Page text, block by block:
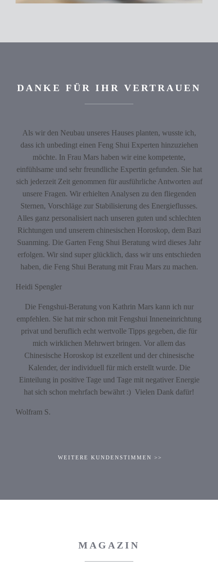
DANKE FÜR IHR VERTRAUEN
Als wir den Neubau unseres Hauses planten, wusste ich,
dass ich unbedingt einen Feng Shui Experten hinzuziehen
möchte. In Frau Mars haben wir eine kompetente,
einfühlsame und sehr freundliche Expertin gefunden. Sie hat
sich jederzeit Zeit genommen für ausführliche Antworten auf
unsere Fragen. Wir erhielten Analysen zu den fliegenden
Sternen, Vorschläge zur Stabilisierung des Energieflusses.
Alles ganz personalisiert nach unseren guten und schlechten
Richtungen und unserem chinesischen Horoskop, dem Bazi
Suanming. Die Garten Feng Shui Beratung wird dieses Jahr
erfolgen. Wir sind super glücklich, dass wir uns entschieden
haben, die Feng Shui Beratung mit Frau Mars zu machen.
Heidi Spengler
Die Fengshui-Beratung von Kathrin Mars kann ich nur
empfehlen. Sie hat mir schon mit Fengshui Inneneinrichtung
privat und beruflich echt wertvolle Tipps gegeben, die für
mich wirklichen Mehrwert bringen. Vor allem das
Chinesische Horoskop ist exzellent und der chinesische
Kalender, der individuell für mich erstellt wurde. Die
Einteilung in positive Tage und Tage mit negativer Energie
hat sich schon mehrfach bewährt :) Vielen Dank dafür!
Wolfram S.
WEITERE KUNDENSTIMMEN >>
MAGAZIN